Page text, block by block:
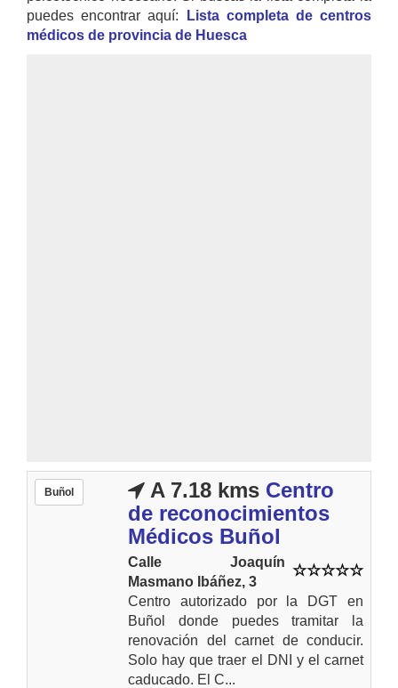
puedes encontrar aquí:
Lista completa de centros
médicos de provincia de Huesca
Buñol A 7.18 kms Centro
de reconocimientos
Médicos Buñol
Calle Joaquín
Masmano Ibáñez, 3
Centro autorizado por la DGT en
Buñol donde puedes tramitar la
renovación del carnet de conducir.
Solo hay que traer el DNI y el carnet
caducado. El C...